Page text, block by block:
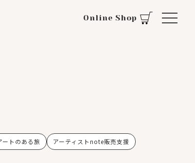
Online Shop
ートのある旅 アーティストnote販売支援